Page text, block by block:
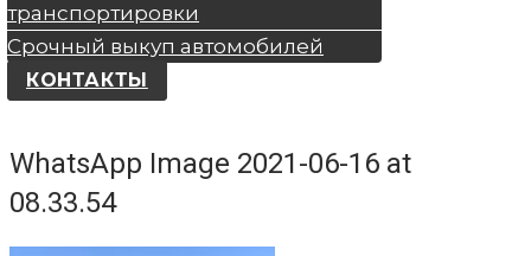
транспортировки
Срочный выкуп автомобилей
КОНТАКТЫ
WhatsApp Image 2021-06-16 at
08.33.54